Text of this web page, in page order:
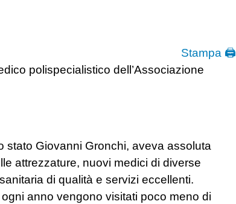
Stampa 🖨
polispecialistico dell’Associazione
stato Giovanni Gronchi, aveva assoluta
attrezzature, nuovi medici di diverse
di qualità e servizi eccellenti.
anno vengono visitati poco meno di